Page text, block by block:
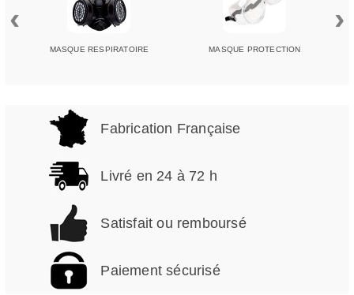
MASQUE RESPIRATOIRE MASQUE PROTECTION
‹ ›
Fabrication Française
Livré en 24 à 72 h
Satisfait ou remboursé
Paiement sécurisé